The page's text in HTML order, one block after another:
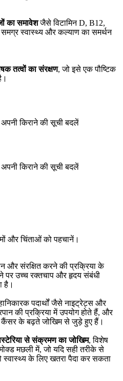
का समावेशजैसे विटामिन D, B12,
स्वास्थ्य और कल्याण का समर्थन
तत्वों का संरक्षण, जो इसे एक पौष्टिक
किराने की सूची बदलें
किराने की सूची बदलें
और चिंताओं को पहचानें।
और संरक्षित करने की प्रक्रिया के
पर उच्च रक्तचाप और हृदय संबंधी
है।
पदार्थों जैसे नाइट्रेट्स और
की प्रक्रिया में उपयोग होते हैं, और
कैंसर के बढ़ते जोखिम से जुड़े हुए हैं।
से संक्रमण का जोखिम, विशेष
मछली में, जो यदि सही तरीके से
स्वास्थ्य के लिए खतरा पैदा कर सकता